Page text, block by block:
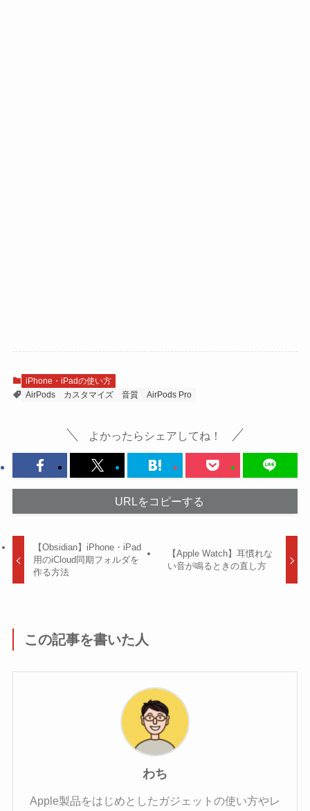
iPhone・iPadの使い方
AirPods
カスタマイズ 音質 AirPods Pro
よかったらシェアしてね！
URLをコピーする
【Obsidian】iPhone・iPad
用のiCloud同期フォルダを
作る方法
【Apple Watch】耳慣れな
い音が鳴るときの直し方
この記事を書いた人
わち
Apple製品をはじめとしたガジェットの使い方やレ